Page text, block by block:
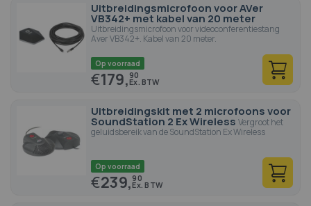
Uitbreidingsmicrofoon voor AVer
VB342+ met kabel van 20 meter
Uitbreidingsmicrofoon voor videoconferentiestang
Aver VB342+. Kabel van 20 meter.
Op voorraad
€179,90
Uitbreidingskit met 2 microfoons voor
SoundStation 2 Ex Wireless Vergroot het
geluidsbereik van de SoundStation Ex Wireless
Op voorraad
€239,90